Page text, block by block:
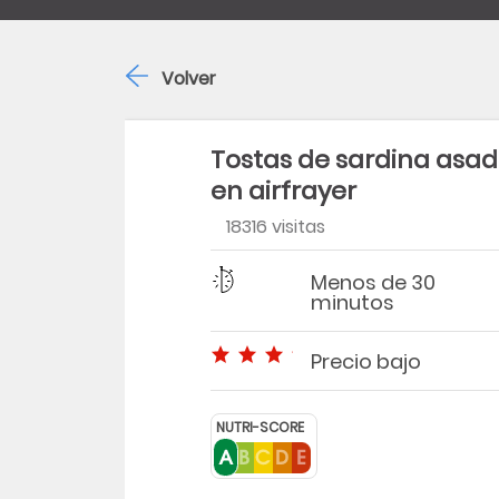
Tostas de sardina
en airfrayer
18316 visitas
Dificultad
Tiempo Menos de 30
minutos
Precio bajo Precio bajo
NUTRI-SCORE
Volver